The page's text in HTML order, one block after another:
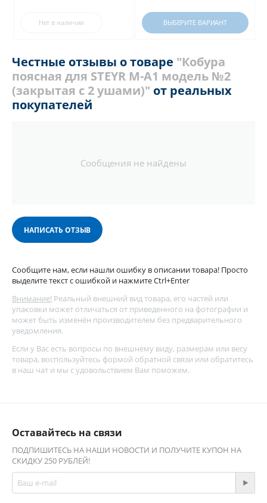
Нет в наличии ВЫБЕРИТЕ ВАРИАНТ
Честные отзывы о товаре "Кобура
поясная для STEYR M-A1 модель №2
(закрытая с 2 ушами)" от реальных
покупателей
Сообщения не найдены
НАПИСАТЬ ОТЗЫВ
Сообщите нам, если нашли ошибку в описании товара! Просто
выделите текст с ошибкой и нажмите Ctrl+Enter
Внимание! Реальный внешний вид товара, его частей или
упаковки может отличаться от приведенного на фотографии и
может быть изменён производителем без предварительного
уведомления.
Если у Вас есть вопросы по внешнему виду, размерам или весу
товара, воспользуйтесь формой обратной связи или обратитесь
в наш чат и мы с удовольствием Вам поможем.
Оставайтесь на связи
ПОДПИШИТЕСЬ НА НАШИ НОВОСТИ И ПОЛУЧИТЕ КУПОН НА
СКИДКУ 250 РУБЛЕЙ!